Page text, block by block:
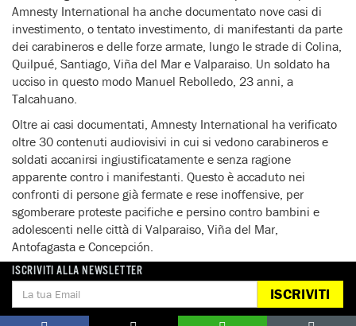
Amnesty International ha anche documentato nove casi di
investimento, o tentato investimento, di manifestanti da parte
dei carabineros e delle forze armate, lungo le strade di Colina,
Quilpué, Santiago, Viña del Mar e Valparaiso. Un soldato ha
ucciso in questo modo Manuel Rebolledo, 23 anni, a
Talcahuano.
Oltre ai casi documentati, Amnesty International ha verificato
oltre 30 contenuti audiovisivi in cui si vedono carabineros e
soldati accanirsi ingiustificatamente e senza ragione
apparente contro i manifestanti. Questo è accaduto nei
confronti di persone già fermate e rese inoffensive, per
sgomberare proteste pacifiche e persino contro bambini e
adolescenti nelle città di Valparaiso, Viña del Mar,
Antofagasta e Concepción.
Ferimenti gravi e uso di armi potenzialmente letali
Nonostante il diritto internazionale esiga che le armi da fuoco
con munizioni potenzialmente letali (compresi i proiettili di
ISCRIVITI ALLA NEWSLETTER
ISCRIVITI